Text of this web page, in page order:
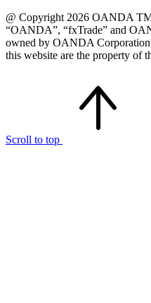
@ Copyright 2026 OANDA
“OANDA”, “fxTrade” and
owned by OANDA
this website are the property of
Scroll to top